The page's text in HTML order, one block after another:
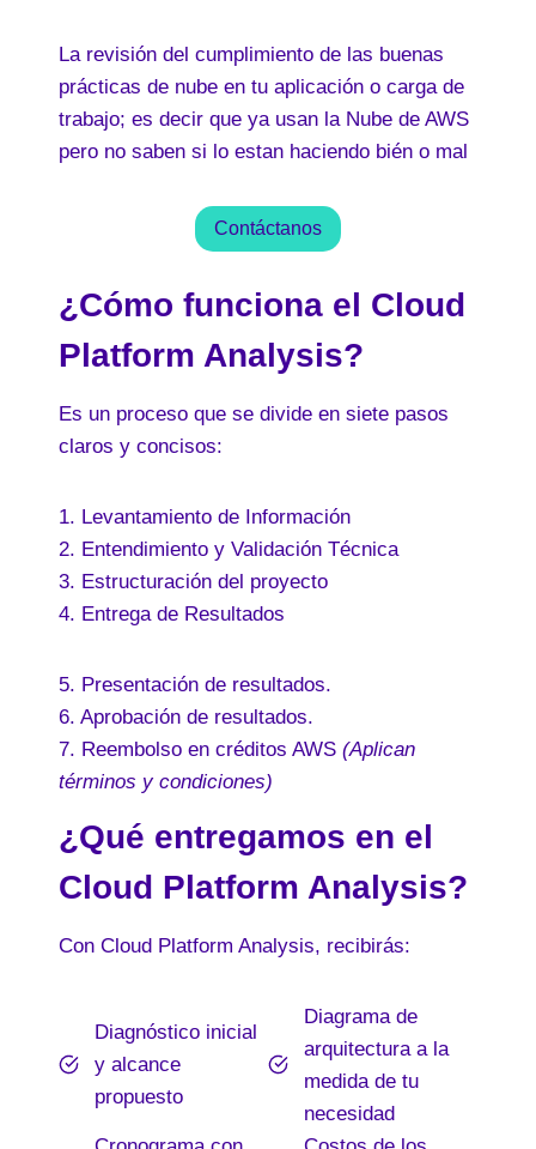
La revisión del cumplimiento de las buenas
prácticas de nube en tu aplicación o carga de
trabajo; es decir que ya usan la Nube de AWS
pero no saben si lo estan haciendo bién o mal
Contáctanos
¿Cómo funciona el Cloud
Platform Analysis?
Es un proceso que se divide en siete pasos
claros y concisos:
1. Levantamiento de Información
2. Entendimiento y Validación Técnica
3. Estructuración del proyecto
4. Entrega de Resultados
5. Presentación de resultados.
6. Aprobación de resultados.
7. Reembolso en créditos AWS (Aplican
términos y condiciones)
¿Qué entregamos en el
Cloud Platform Analysis?
Con Cloud Platform Analysis, recibirás:
Diagnóstico inicial
y alcance
propuesto
Diagrama de
arquitectura a la
medida de tu
necesidad